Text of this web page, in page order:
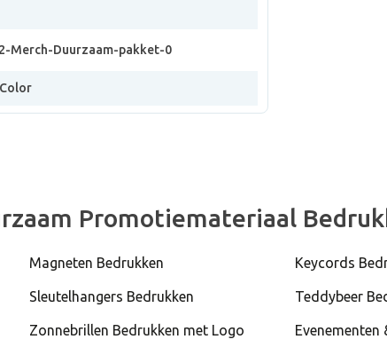
Merch-Duurzaam-pakket-0
Promotiemateriaal
Magneten Bedrukken
Sleutelhangers Bedrukken
Zonnebrillen Bedrukken met Logo
Keycords
Teddybeer
Evenementen